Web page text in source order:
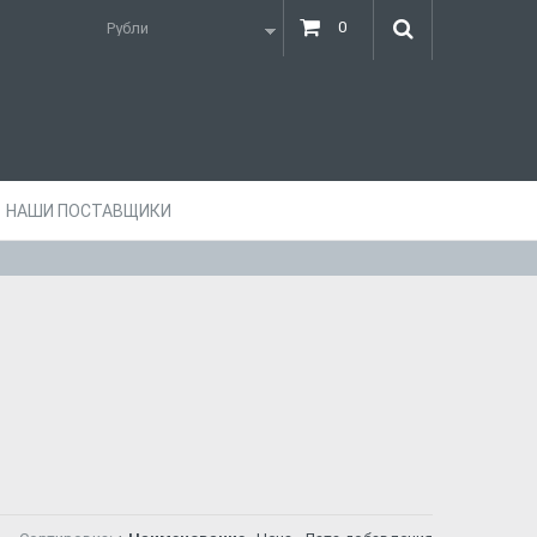
0
НАШИ ПОСТАВЩИКИ